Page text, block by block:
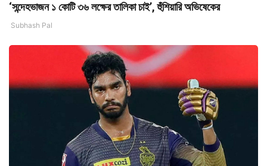
‘সন্দেহভাজন ১ কোটি ৩৬ লক্ষের তালিকা চাই’, হুঁশিয়ারি অভিষেকের
Subhash Pal